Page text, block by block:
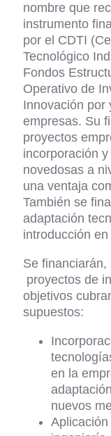
nombre que
instrumento
por el CDTI
Tecnológico
Fondos
Operativo de
Innovación por
empresas. Su
proyectos
incorporación
novedosas a
una ventaja
También se
adaptación
introducción
Se financiarán,
proyectos de
objetivos
supuestos:
en la
nuevos